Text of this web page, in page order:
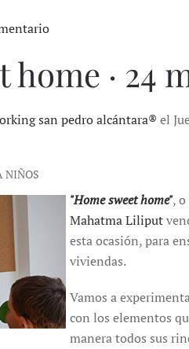
· 24
san pedro alcántara® el
NIÑOS
"Home sweet home",
Mahatma Liliput
esta ocasión, para
viviendas.
Vamos a
con los elementos
manera todos sus